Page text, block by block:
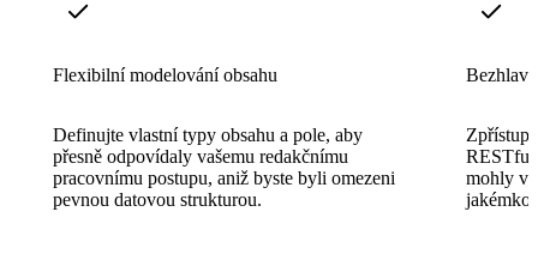
Flexibilní modelování obsahu
Definujte vlastní typy obsahu a pole, aby
přesně odpovídaly vašemu redakčnímu
pracovnímu postupu, aniž byste byli omezeni
pevnou datovou strukturou.
RESTful
mohly